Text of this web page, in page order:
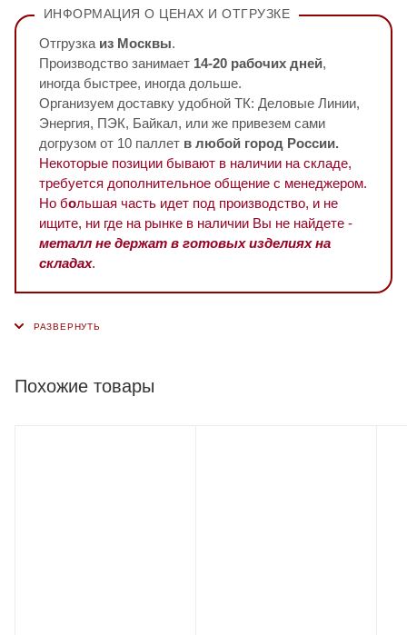
ИНФОРМАЦИЯ О ЦЕНАХ И ОТГРУЗКЕ
Отгрузка из Москвы.
Производство занимает 14-20 рабочих дней,
иногда быстрее, иногда дольше.
Организуем доставку удобной ТК: Деловые Линии,
Энергия, ПЭК, Байкал, или же привезем сами
догрузом от 10 паллет в любой город России.
Некоторые позиции бывают в наличии на складе,
требуется дополнительное общение с менеджером.
Но большая часть идет под производство, и не
ищите, ни где на рынке в наличии Вы не найдете -
металл не держат в готовых изделиях на
складах.
Похожие товары